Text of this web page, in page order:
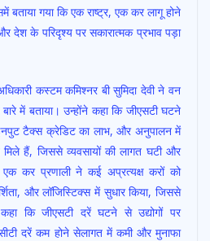
बताया गया कि एक राष्ट्र, एक कर लागू होने
के परिदृश्य पर सकारात्मक प्रभाव पड़ा
कस्टम कमिश्नर बी सुमिदा देवी ने वन
में बताया। उन्होंने कहा कि जीएसटी घटने
टैक्स क्रेडिट का लाभ, और अनुपालन में
हैं, जिससे व्यवसायों की लागत घटी और
कर प्रणाली ने कई अप्रत्यक्ष करों को
और लॉजिस्टिक्स में सुधार किया, जिससे
कि जीएसटी दरें घटने से उद्योगों पर
दरें कम होने सेलागत में कमी और मुनाफा